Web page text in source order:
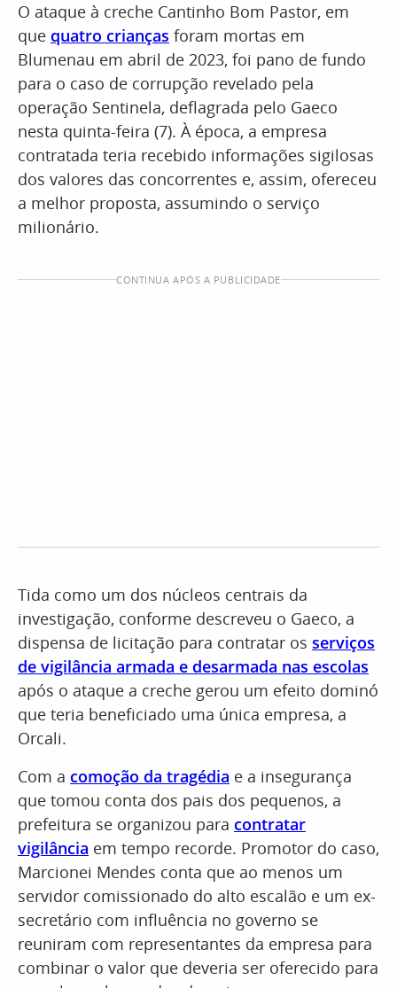
O ataque à creche Cantinho Bom Pastor, em
que quatro crianças foram mortas em
Blumenau em abril de 2023, foi pano de fundo
para o caso de corrupção revelado pela
operação Sentinela, deflagrada pelo Gaeco
nesta quinta-feira (7). À época, a empresa
contratada teria recebido informações sigilosas
dos valores das concorrentes e, assim, ofereceu
a melhor proposta, assumindo o serviço
milionário.
CONTINUA APÓS A PUBLICIDADE
Tida como um dos núcleos centrais da
investigação, conforme descreveu o Gaeco, a
dispensa de licitação para contratar os serviços
de vigilância armada e desarmada nas escolas
após o ataque a creche gerou um efeito dominó
que teria beneficiado uma única empresa, a
Orcali.
Com a comoção da tragédia e a insegurança
que tomou conta dos pais dos pequenos, a
prefeitura se organizou para contratar
vigilância em tempo recorde. Promotor do caso,
Marcionei Mendes conta que ao menos um
servidor comissionado do alto escalão e um ex-
secretário com influência no governo se
reuniram com representantes da empresa para
combinar o valor que deveria ser oferecido para